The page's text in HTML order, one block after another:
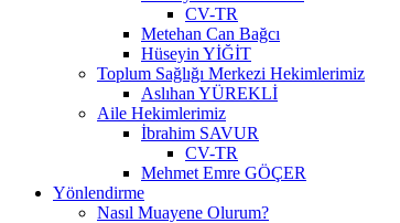
CV-TR
Metehan Can Bağcı
Hüseyin YİĞİT
Toplum Sağlığı Merkezi Hekimlerimiz
Aslıhan YÜREKLİ
Aile Hekimlerimiz
İbrahim SAVUR
CV-TR
Mehmet Emre GÖÇER
Yönlendirme
Nasıl Muayene Olurum?